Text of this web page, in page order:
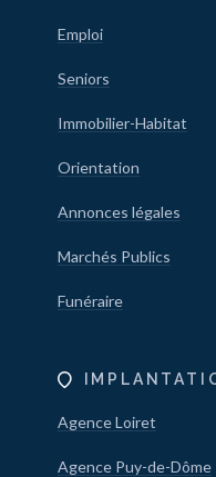
Emploi
Seniors
Immobilier-Habitat
Orientation
Annonces légales
Marchés Publics
Funéraire
Agence Loiret
Agence Puy-de-Dôme